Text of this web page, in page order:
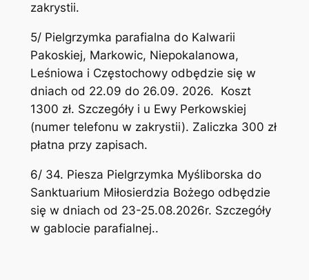
5/ Pielgrzymka parafialna do Kalwarii
Pakoskiej, Markowic, Niepokalanowa,
Leśniowa i Częstochowy odbędzie się w
dniach od 22.09 do 26.09. 2026. Koszt
1300 zł. Szczegóły i u Ewy Perkowskiej
(numer telefonu w zakrystii). Zaliczka 300 zł
płatna przy zapisach.
6/ 34. Piesza Pielgrzymka Myśliborska do
Sanktuarium Miłosierdzia Bożego odbędzie
się w dniach od 23-25.08.2026r. Szczegóły
w gablocie parafialnej..